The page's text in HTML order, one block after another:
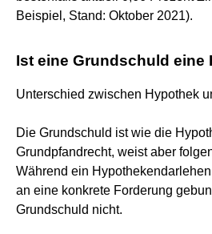
Beispiel, Stand: Oktober 2021).
Ist eine Grundschuld eine
Unterschied zwischen Hypothek
Die Grundschuld ist wie die
Grundpfandrecht, weist aber
Während ein
an eine konkrete Forderung
Grundschuld nicht.